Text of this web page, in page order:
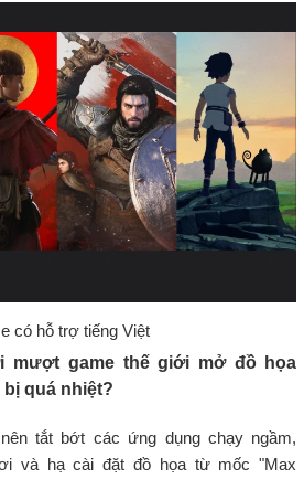
có hỗ trợ tiếng Việt
mượt game thế giới mở đồ họa
bị quá nhiệt?
tắt bớt các ứng dụng chạy ngầm,
và hạ cài đặt đồ họa từ mốc "Max